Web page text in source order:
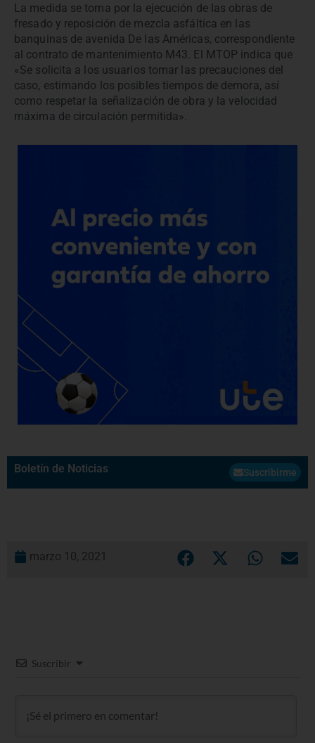
La medida se toma por la ejecución de las obras de
fresado y reposición de mezcla asfáltica en las
banquinas de avenida De las Américas, correspondiente
al contrato de mantenimiento M43. El MTOP indica que
«Se solicita a los usuarios tomar las precauciones del
caso, estimando los posibles tiempos de demora, así
como respetar la señalización de obra y la velocidad
máxima de circulación permitida».
Boletín de Noticias Suscribirme
marzo 10, 2021
Suscribir